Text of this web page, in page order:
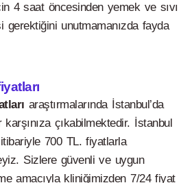
4 saat öncesinden yemek ve sıvı
gerektiğini unutmamanızda fayda
araştırmalarında İstanbul’da
çıkabilmektedir. İstanbul
700 TL. fiyatlarla
Sizlere güvenli ve uygun
amacıyla kliniğimizden 7/24 fiyat